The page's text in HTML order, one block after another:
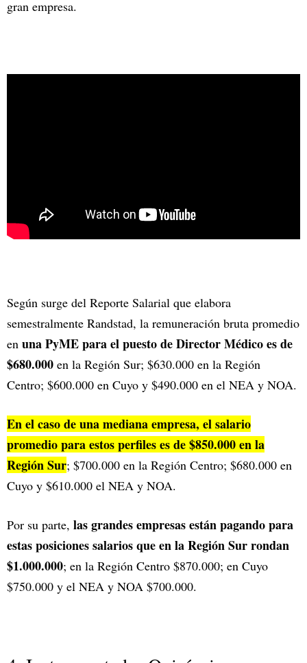
gran empresa.
Según surge del Reporte Salarial que elabora
semestralmente Randstad, la remuneración bruta promedio
en una PyME para el puesto de Director Médico es de
$680.000 en la Región Sur; $630.000 en la Región
Centro; $600.000 en Cuyo y $490.000 en el NEA y NOA.
En el caso de una mediana empresa, el salario
promedio para estos perfiles es de $850.000 en la
Región Sur; $700.000 en la Región Centro; $680.000 en
Cuyo y $610.000 el NEA y NOA.
Por su parte, las grandes empresas están pagando para
estas posiciones salarios que en la Región Sur rondan
$1.000.000; en la Región Centro $870.000; en Cuyo
$750.000 y el NEA y NOA $700.000.